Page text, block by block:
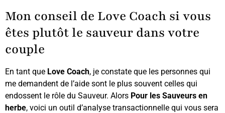
Mon conseil de Love Coach si vous
êtes plutôt le sauveur dans votre
couple
En tant que Love Coach, je constate que les personnes qui
me demandent de l’aide sont le plus souvent celles qui
endossent le rôle du Sauveur. Alors Pour les Sauveurs en
herbe, voici un outil d’analyse transactionnelle qui vous sera